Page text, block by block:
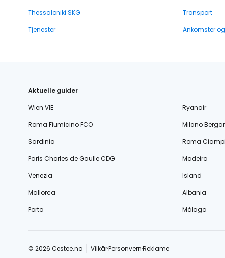
Thessaloniki SKG
Transport
Tjenester
Ankomster
Aktuelle guider
Wien VIE
Ryanair
Roma Fiumicino FCO
Milano
Sardinia
Roma
Paris Charles de Gaulle CDG
Madeira
Venezia
Island
Mallorca
Albania
Porto
Málaga
© 2026 Cestee.no VilkårPersonvernReklame